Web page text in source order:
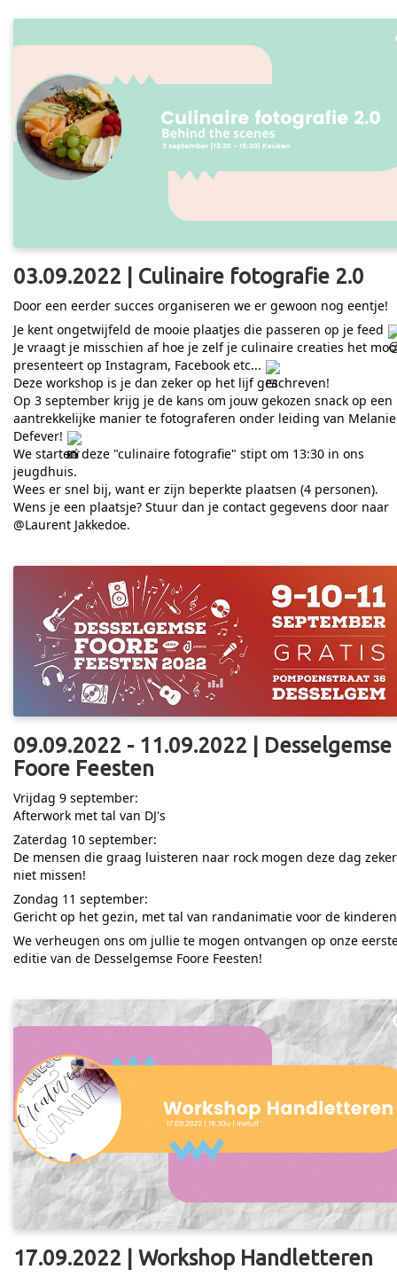
03.09.2022 | Culinaire fotografie 2.0
Door een eerder succes organiseren we er gewoon nog eentje!
Je kent ongetwijfeld de mooie plaatjes die passeren op je feed
Je vraagt je misschien af hoe je zelf je culinaire creaties het
presenteert op Instagram, Facebook etc...
Deze workshop is je dan zeker op het lijf geschreven!
Op 3 september krijg je de kans om jouw gekozen snack op een
aantrekkelijke manier te fotograferen onder leiding van Melanie
Defever!
We starten deze "culinaire fotografie" stipt om 13:30 in ons
jeugdhuis.
Wees er snel bij, want er zijn beperkte plaatsen (4 personen).
Wens je een plaatsje? Stuur dan je contact gegevens door naar
@Laurent Jakkedoe.
09.09.2022 - 11.09.2022 | Desselgemse
Foore Feesten
Vrijdag 9 september:
Afterwork met tal van DJ's
Zaterdag 10 september:
De mensen die graag luisteren naar rock mogen deze dag zeker
niet missen!
Zondag 11 september:
Gericht op het gezin, met tal van randanimatie voor de
We verheugen ons om jullie te mogen ontvangen op onze
editie van de Desselgemse Foore Feesten!
17.09.2022 | Workshop Handletteren